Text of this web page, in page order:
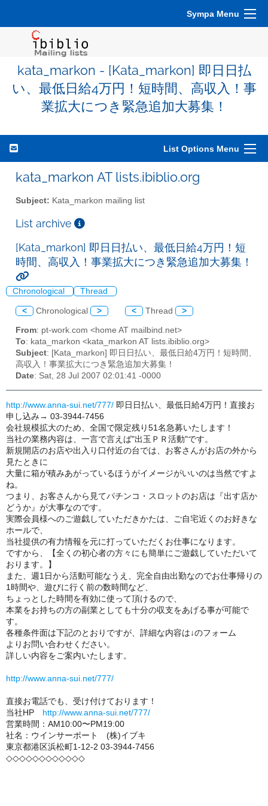
Sympa Menu
kata_markon - [Kata_markon] 即日日払
い、最低日給4万円！短時間、高収入！事
業拡大につき緊急追加大募集！
List Options Menu
kata_markon AT lists.ibiblio.org
Subject: Kata_markon mailing list
List archive
[Kata_markon] 即日日払い、最低日給4万円！短
時間、高収入！事業拡大につき緊急追加大募集！
Chronological Thread
< Chronological > < Thread >
From: pt-work.com <home AT mailbind.net>
To: kata_markon <kata_markon AT lists.ibiblio.org>
Subject: [Kata_markon] 即日日払い、最低日給4万円！短時間、
高収入！事業拡大につき緊急追加大募集！
Date: Sat, 28 Jul 2007 02:01:41 -0000
http://www.anna-sui.net/777/ 即日日払い、最低日給4万円！直接お
申し込み→ 03-3944-7456
会社規模拡大のため、全国で限定残り51名急募いたします！
当社の業務内容は、一言で言えば"出玉ＰＲ活動"です。
新規開店のお店や出入り口付近の台では、お客さんがお店の外から
見たときに
大量に箱が積みあがっているほうがイメージがいいのは当然ですよ
ね。
つまり、お客さんから見てパチンコ・スロットのお店は『出す店か
どうか』が大事なのです。
実際会員様へのご遊戯していただきかたは、ご自宅近くのお好きな
ホールで、
当社提供の有力情報を元に打っていただくお仕事になります。
ですから、【全くの初心者の方々にも簡単にご遊戯していただいて
おります。】
また、週1日から活動可能なうえ、完全自由出勤なのでお仕事帰りの
1時間や、遊びに行く前の数時間など、
ちょっとした時間を有効に使って頂けるので、
本業をお持ちの方の副業としても十分の収支をあげる事が可能で
す。
各種条件面は下記のとおりですが、詳細な内容は↓のフォーム
よりお問い合わせください。
詳しい内容をご案内いたします。
http://www.anna-sui.net/777/
直接お電話でも、受け付けております！
当社HP http://www.anna-sui.net/777/
営業時間：AM10:00〜PM19:00
社名：ウインサーポート (株)イブキ
東京都港区浜松町1-12-2 03-3944-7456
◇◇◇◇◇◇◇◇◇◇◇◇